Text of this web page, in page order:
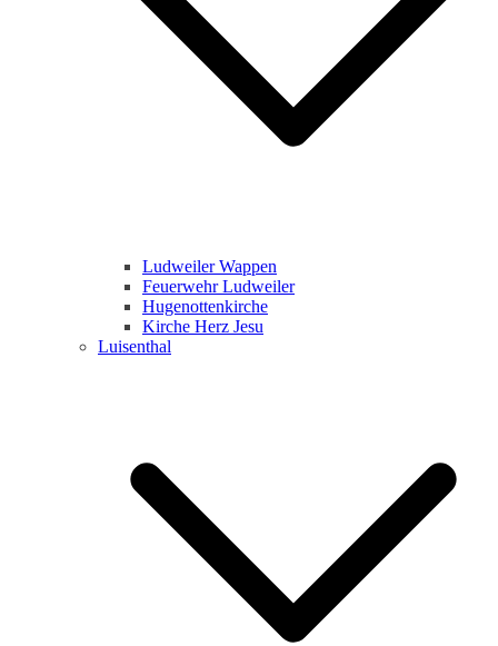
Ludweiler Wappen
Feuerwehr Ludweiler
Hugenottenkirche
Kirche Herz Jesu
Luisenthal